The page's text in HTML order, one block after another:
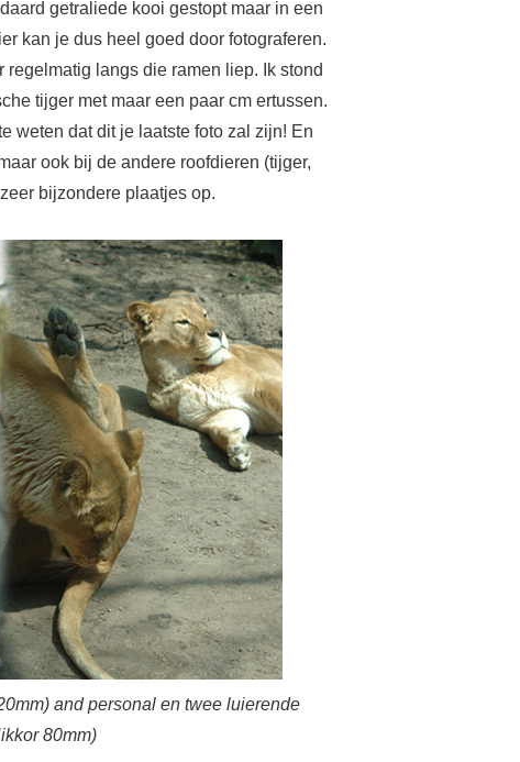
getraliede kooi gestopt maar in een
kan je dus heel goed door fotograferen.
langs die ramen liep. Ik stond
tijger met maar een paar cm ertussen.
weten dat dit je laatste foto zal zijn! En
ook bij de andere roofdieren (tijger,
bijzondere plaatjes op.
and personal en twee luierende
80mm)